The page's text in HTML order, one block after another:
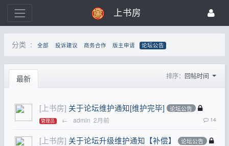
上书房
分类 : 全部 投诉建议 商务合作 版主申请 论坛公告
最新 排序： 回帖时间
[上书房] 关于论坛维护通知[维护完毕] 论坛公告
管理员 ← admin 2月前 14
[上书房] 关于论坛升级维护通知【补偿】 论坛公告